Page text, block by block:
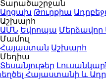
Տարածաշրջան
Արցախ Թուրքիա
Աշխարհ
ԱՄՆ Եվրոպա Մերձավոր
Մամուլ
Հայաստան Աշխարհ
Մեդիա
Տեսանյութեր
և